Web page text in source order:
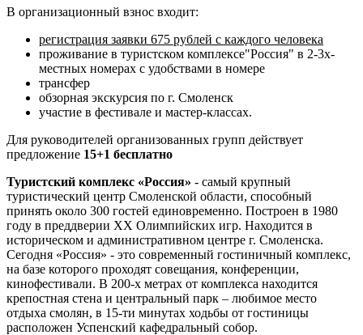
В организационный взнос входит:
регистрация заявки 675 рублей с каждого человека
проживание в туристском комплексе"Россия" в 2-3х-
местных номерах с удобствами в номере
трансфер
обзорная экскурсия по г. Смоленск
участие в фестивале и мастер-классах.
Для руководителей организованных групп действует
предложение 15+1 бесплатно
Туристский комплекс «Россия» - самый крупный
туристический центр Смоленской области, способный
принять около 300 гостей единовременно. Построен в 1980
году в преддверии XX Олимпийских игр. Находится в
историческом и административном центре г. Смоленска.
Сегодня «Россия» - это современный гостиничный комплекс,
на базе которого проходят совещания, конференции,
кинофестивали. В 200-х метрах от комплекса находится
крепостная стена и центральный парк – любимое место
отдыха смолян, в 15-ти минутах ходьбы от гостиницы
расположен Успенский кафедральный собор.